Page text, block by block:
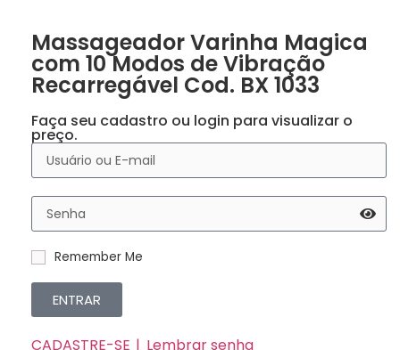
Massageador Varinha Magica
com 10 Modos de Vibração
Recarregável Cod. BX 1033
Faça seu cadastro ou login para visualizar o
preço.
Remember Me
ENTRAR
CADASTRE-SE Lembrar senha